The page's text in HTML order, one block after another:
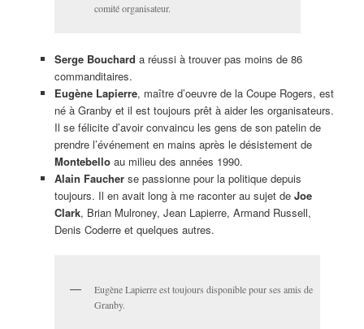
comité organisateur.
Serge Bouchard a réussi à trouver pas moins de 86
commanditaires.
Eugène Lapierre, maître d’oeuvre de la Coupe Rogers, est
né à Granby et il est toujours prêt à aider les organisateurs.
Il se félicite d’avoir convaincu les gens de son patelin de
prendre l’événement en mains après le désistement de
Montebello au milieu des années 1990.
Alain Faucherse passionne pour la politique depuis
toujours. Il en avait long à me raconter au sujet de Joe
Clark, Brian Mulroney, Jean Lapierre, Armand Russell,
Denis Coderre et quelques autres.
Eugène Lapierre est toujours disponible pour ses amis de
Granby.